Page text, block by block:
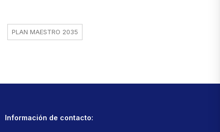
PLAN MAESTRO 2035
Información de contacto: